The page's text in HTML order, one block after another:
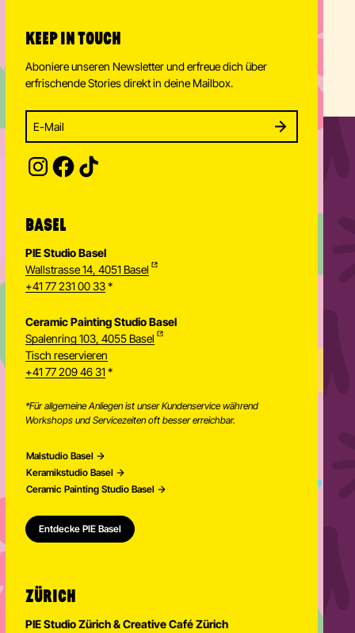
KEEP IN TOUCH
Aboniere unseren Newsletter und erfreue dich über
erfrischende Stories direkt in deine Mailbox.
Subscribe to our newsletter and stay updated.
Enter your email address to subscribe
SUBSCRIBE
BASEL
PIE Studio Basel
Wallstrasse 14, 4051 Basel
+41 77 231 00 33*
Ceramic Painting Studio Basel
Spalenring 103, 4055 Basel
Tisch reservieren
+41 77 209 46 31 *
*Für allgemeine Anliegen ist unser Kundenservice während
Workshops und Servicezeiten oft besser erreichbar.
Malstudio Basel
Keramikstudio Basel
Ceramic Painting Studio Basel
Entdecke PIE Basel
ZÜRICH
PIE Studio Zürich & Creative Café Zürich